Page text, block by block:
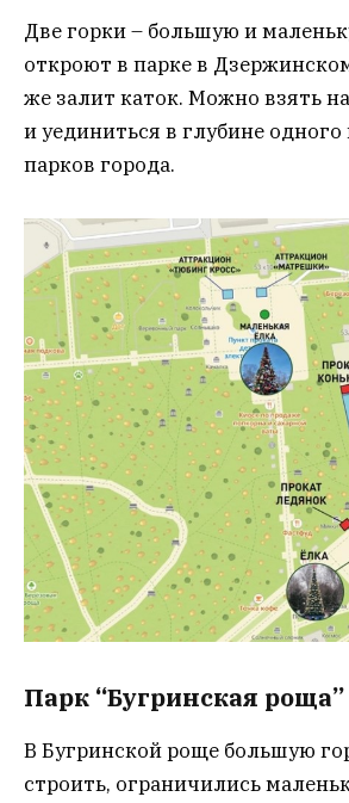
Две горки – большую и
откроют в парке в
же залит каток. Можно взять
и уединиться в глубине
парков города.
Парк “Бугринская роща”
В Бугринской роще большую
строить, ограничились